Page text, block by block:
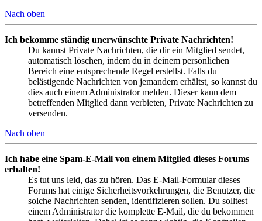
Nach oben
Ich bekomme ständig unerwünschte Private Nachrichten!
Du kannst Private Nachrichten, die dir ein Mitglied sendet,
automatisch löschen, indem du in deinem persönlichen
Bereich eine entsprechende Regel erstellst. Falls du
belästigende Nachrichten von jemandem erhältst, so kannst du
dies auch einem Administrator melden. Dieser kann dem
betreffenden Mitglied dann verbieten, Private Nachrichten zu
versenden.
Nach oben
Ich habe eine Spam-E-Mail von einem Mitglied dieses Forums
erhalten!
Es tut uns leid, das zu hören. Das E-Mail-Formular dieses
Forums hat einige Sicherheitsvorkehrungen, die Benutzer, die
solche Nachrichten senden, identifizieren sollen. Du solltest
einem Administrator die komplette E-Mail, die du bekommen